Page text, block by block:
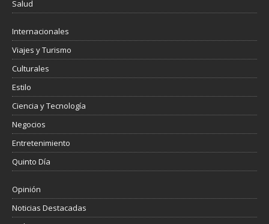
Salud
Internacionales
Viajes y Turismo
Culturales
Estilo
Ciencia y Tecnología
Negocios
Entretenimiento
Quinto Día
Opinión
Noticias Destacadas